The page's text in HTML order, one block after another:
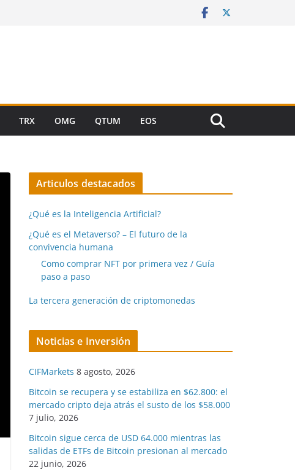
TRX OMG QTUM EOS
Articulos destacados
¿Qué es la Inteligencia Artificial?
¿Qué es el Metaverso? – El futuro de la
convivencia humana
Como comprar NFT por primera vez / Guía
paso a paso
La tercera generación de criptomonedas
Noticias e Inversión
CIFMarkets 8 agosto, 2026
Bitcoin se recupera y se estabiliza en $62.800: el
mercado cripto deja atrás el susto de los $58.000
7 julio, 2026
Bitcoin sigue cerca de USD 64.000 mientras las
salidas de ETFs de Bitcoin presionan al mercado
22 junio, 2026